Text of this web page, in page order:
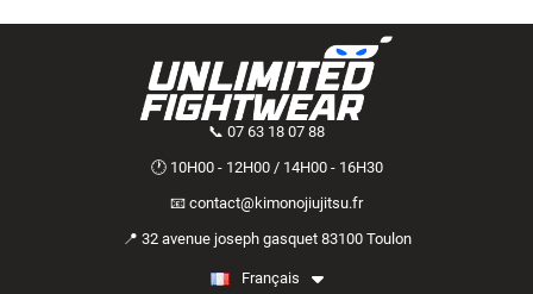
📞 07 63 18 07 88
🕐 10H00 - 12H00 / 14H00 - 16H30
📧 contact@kimonojiujitsu.fr
📍 32 avenue joseph gasquet 83100 Toulon
Français